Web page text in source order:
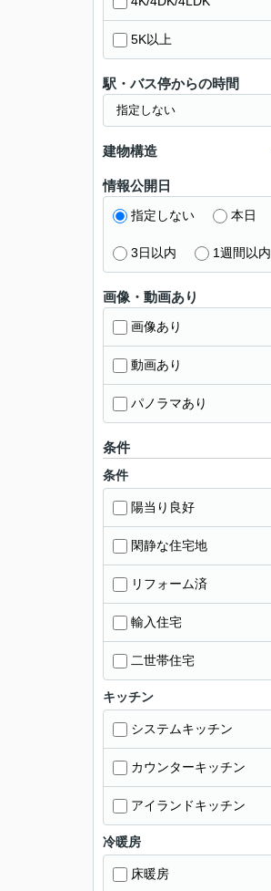
5K以上
駅・バス停からの時間
建物構造
情報公開日
指定しない 本日
3日以内 1週間以内
画像・動画あり
画像あり
動画あり
パノラマあり
条件
条件
陽当り良好
閑静な住宅地
リフォーム済
輸入住宅
二世帯住宅
キッチン
システムキッチン
カウンターキッチン
アイランドキッチン
冷暖房
床暖房